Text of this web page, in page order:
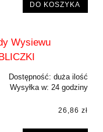
DO KOSZYKA
Wysiewu
Dostępność: duża ilość
Wysyłka w: 24 godziny
26,86 zł